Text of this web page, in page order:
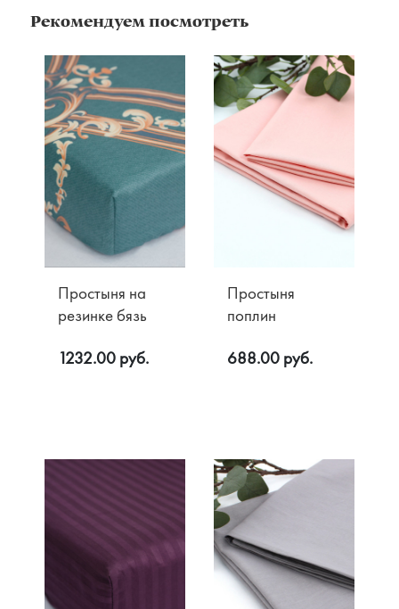
Рекомендуем посмотреть
Простыня на
резинке бязь
1232.00 руб.
Простыня
поплин
688.00 руб.